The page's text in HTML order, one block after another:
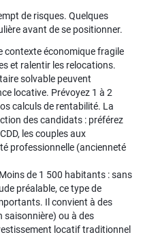
de risques. Quelques
avant de se positionner.
contexte économique fragile
et ralentir les relocations.
solvable peuvent
locative. Prévoyez 1 à 2
calculs de rentabilité. La
des candidats : préférez
les couples aux
professionnelle (ancienneté
Moins de 1 500 habitants : sans
préalable, ce type de
Il convient à des
saisonnière) ou à des
locatif traditionnel